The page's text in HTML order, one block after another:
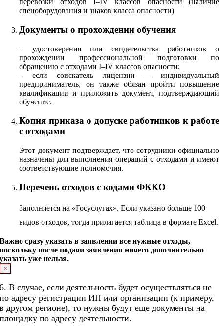
перевозки отходов I–IV классов опасности (наличие
спецоборудования и знаков класса опасности).
Документы о прохождении обучения
– удостоверения или свидетельства работников о
прохождении профессиональной подготовки по
обращению с отходами I–IV классов опасности;
– если соискатель лицензии — индивидуальный
предприниматель, он также обязан пройти повышение
квалификации и приложить документ, подтверждающий
обучение.
Копия приказа о допуске работников к работе
с отходами
Этот документ подтверждает, что сотрудники официально
назначены для выполнения операций с отходами и имеют
соответствующие полномочия.
Перечень отходов с кодами ФККО
Заполняется на «Госуслугах». Если указано больше 100
видов отходов, тогда прилагается таблица в формате Excel.
Важно сразу указать в заявлении все нужные отходы,
поскольку после подачи заявления ничего дополнительно
указать уже нельзя.
×
6. В случае, если деятельность будет осуществляться не
по адресу регистрации ИП или организации (к примеру,
в другом регионе), то нужны будут еще документы на
площадку по адресу деятельности.